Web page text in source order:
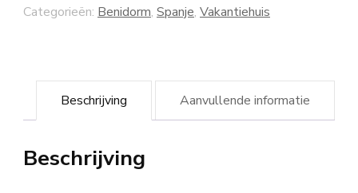
Categorieën: Benidorm, Spanje, Vakantiehuis
Beschrijving Aanvullende informatie
Beschrijving